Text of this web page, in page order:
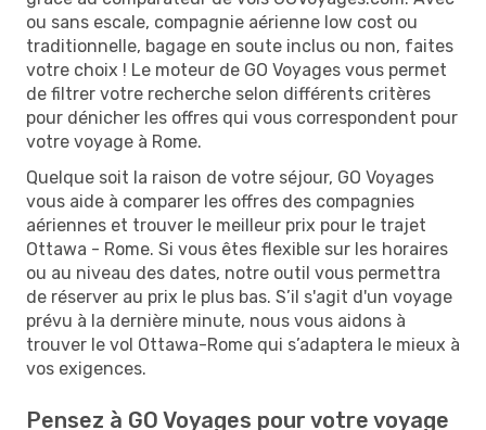
ou sans escale, compagnie aérienne low cost ou
traditionnelle, bagage en soute inclus ou non, faites
votre choix ! Le moteur de GO Voyages vous permet
de filtrer votre recherche selon différents critères
pour dénicher les offres qui vous correspondent pour
votre voyage à Rome.
Quelque soit la raison de votre séjour, GO Voyages
vous aide à comparer les offres des compagnies
aériennes et trouver le meilleur prix pour le trajet
Ottawa - Rome. Si vous êtes flexible sur les horaires
ou au niveau des dates, notre outil vous permettra
de réserver au prix le plus bas. S’il s'agit d'un voyage
prévu à la dernière minute, nous vous aidons à
trouver le vol Ottawa-Rome qui s’adaptera le mieux à
vos exigences.
Pensez à GO Voyages pour votre voyage